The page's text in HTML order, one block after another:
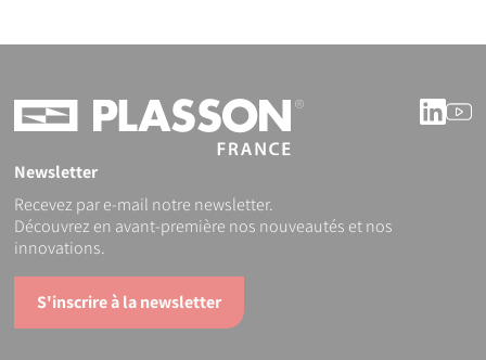
Newsletter
Recevez par e-mail notre newsletter.
Découvrez en avant-première nos nouveautés et nos
innovations.
S'inscrire à la newsletter